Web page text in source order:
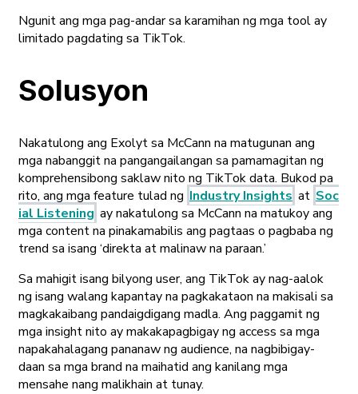
Ngunit ang mga pag-andar sa karamihan ng mga tool ay
limitado pagdating sa TikTok.
Solusyon
Nakatulong ang Exolyt sa McCann na matugunan ang
mga nabanggit na pangangailangan sa pamamagitan ng
komprehensibong saklaw nito ng TikTok data. Bukod pa
rito, ang mga feature tulad ng Industry Insights at Soc
ial Listening ay nakatulong sa McCann na matukoy ang
mga content na pinakamabilis ang pagtaas o pagbaba ng
trend sa isang ‘direkta at malinaw na paraan.’
Sa mahigit isang bilyong user, ang TikTok ay nag-aalok
ng isang walang kapantay na pagkakataon na makisali sa
magkakaibang pandaigdigang madla. Ang paggamit ng
mga insight nito ay makakapagbigay ng access sa mga
napakahalagang pananaw ng audience, na nagbibigay-
daan sa mga brand na maihatid ang kanilang mga
mensahe nang malikhain at tunay.